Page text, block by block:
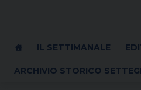
IL SETTIMANALE
ARCHIVIO STORICO